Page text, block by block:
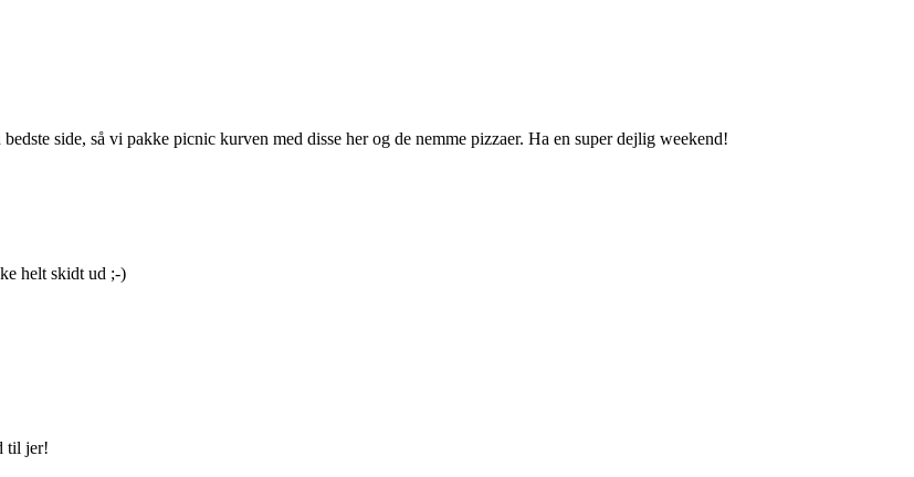
side, så vi pakke picnic kurven med disse her og de nemme pizzaer. Ha en super dejlig weekend!
helt skidt ud ;-)
til jer!